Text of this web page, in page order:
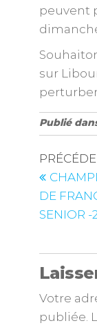
peuvent
sur
Publié
DE
SENIOR -
Votre
publiée.